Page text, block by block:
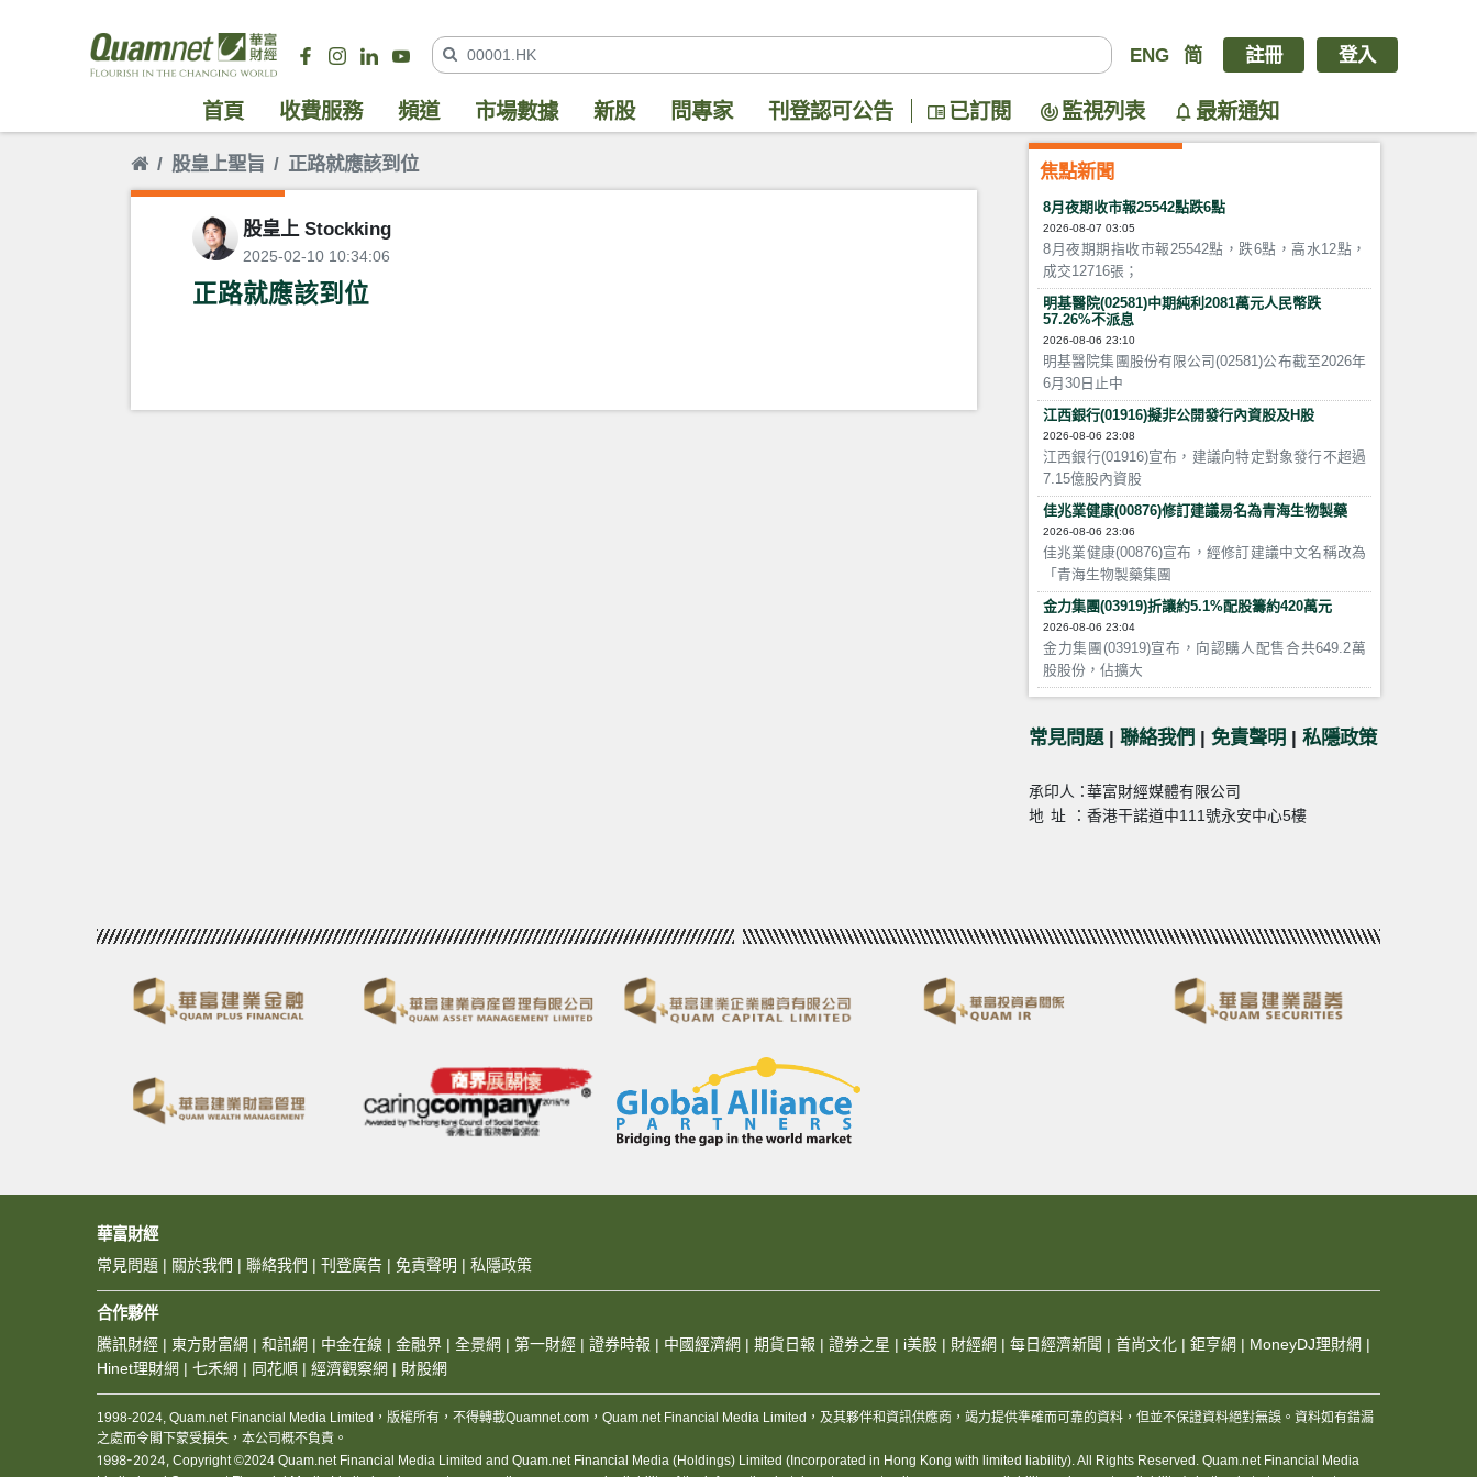
ENG 简 註冊 登入
首頁 收費服務 頻道 市場數據 新股 問專家 刊登認可公告 已訂閱 監視列表 最新通知
股皇上聖旨 正路就應該到位
股皇上 Stockking
2025-02-10 10:34:06
正路就應該到位
焦點新聞
8月夜期收市報25542點跌6點
2026-08-07 03:05
8月夜期期指收市報25542點，跌6點，高水12點，
成交12716張；
明基醫院(02581)中期純利2081萬元人民幣跌
57.26%不派息
2026-08-06 23:10
明基醫院集團股份有限公司(02581)公布截至2026年
6月30日止中
江西銀行(01916)擬非公開發行內資股及H股
2026-08-06 23:08
江西銀行(01916)宣布，建議向特定對象發行不超過
7.15億股內資股
佳兆業健康(00876)修訂建議易名為青海生物製藥
2026-08-06 23:06
佳兆業健康(00876)宣布，經修訂建議中文名稱改為
「青海生物製藥集團
金力集團(03919)折讓約5.1%配股籌約420萬元
2026-08-06 23:04
金力集團(03919)宣布，向認購人配售合共649.2萬
股股份，佔擴大
常見問題 | 聯絡我們 | 免責聲明 | 私隱政策
承印人：華富財經媒體有限公司
地址：香港干諾道中111號永安中心5樓
華富財經
常見問題 | 關於我們 | 聯絡我們 | 刊登廣告 | 免責聲明 | 私隱政策
合作夥伴
騰訊財經 | 東方財富網 | 和訊網 | 中金在線 | 金融界 | 全景網 | 第一財經 | 證券時報 | 中國經濟網 | 期貨日報 | 證券之星 | i美股 | 財經網 | 每日經濟新聞 | 首尚文化 | 鉅亨網 | MoneyDJ理財網 |
Hinet理財網 | 七禾網 | 同花順 | 經濟觀察網 | 財股網
1998-2024, Quam.net Financial Media Limited，版權所有，不得轉載Quamnet.com，Quam.net Financial Media Limited，及其夥伴和資訊供應商，竭力提供準確而可靠的資料，但並不保證資料絕對無誤。資料如有錯漏
之處而令閣下蒙受損失，本公司概不負責。
1998-2024, Copyright ©2024 Quam.net Financial Media Limited and Quam.net Financial Media (Holdings) Limited (Incorporated in Hong Kong with limited liability). All Rights Reserved. Quam.net Financial Media